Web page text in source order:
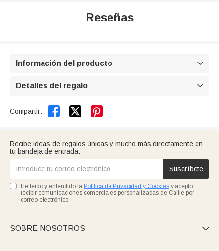
Reseñas
Información del producto 
Detalles del regalo 
Compartir:  
Recibe ideas de regalos únicas y mucho más directamente en
tu bandeja de entrada.
Suscríbete
He leído y entendido la Política de Privacidad y Cookies y acepto
recibir comunicaciones comerciales personalizadas de Callie por
correo electrónico.
SOBRE NOSOTROS 